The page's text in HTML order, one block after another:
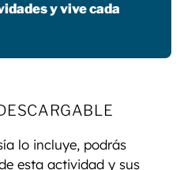
y vive cada
lo incluye, podrás
esta actividad y sus